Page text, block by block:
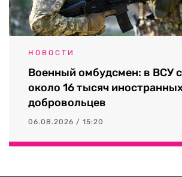
НОВОСТИ
Военный омбудсмен: в ВСУ
около 16 тысяч
добровольцев
06.08.2026 / 15:20